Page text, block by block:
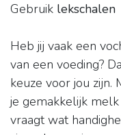
Gebruik lekschalen
Heb jij vaak een
van een voeding?
keuze voor jou zijn.
je gemakkelijk
vraagt wat